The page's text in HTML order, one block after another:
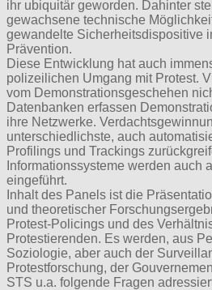
ihr ubiquitär geworden. Dahinter
gewachsene technische
gewandelte Sicherheitsdispositive
Prävention.
Diese Entwicklung hat auch
polizeilichen Umgang mit Protest.
vom Demonstrationsgeschehen
Datenbanken erfassen
ihre Netzwerke.
unterschiedlichste, auch
Profilings und Trackings
Informationssysteme werden auch
eingeführt.
Inhalt des Panels ist die
und theoretischer
Protest-Policings und des
Protestierenden. Es werden, aus
Soziologie, aber auch der
Protestforschung, der
STS u.a. folgende Fragen